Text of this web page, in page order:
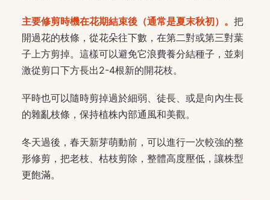
主要修剪時機在花期結束後（通常是夏末秋初）。 把
開過花的枝條，從花朵往下數，在第二對或第三對葉
子上方剪掉。這樣可以避免它浪費養分結種子，並刺
激從剪口下方長出2-4根新的開花枝。
平時也可以隨時剪掉過於細弱、徒長、或是向內生長
的雜亂枝條，保持植株內部通風和美觀。
冬天過後，春天新芽萌動前，可以進行一次較強的整
形修剪，把老枝、枯枝剪除，整體高度壓低，讓株型
更飽滿。